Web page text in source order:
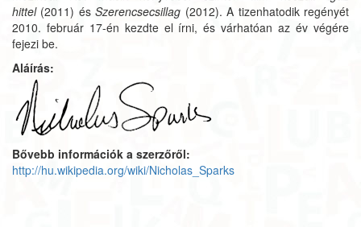
hittel(2011) ésSzerencsecsillag (2012). A tizenhatodik regényét
2010. február 17-én kezdte el írni, és várhatóan az év végére
fejezi be.
Aláírás:
Bővebb információk a szerzőről:
http://hu.wikipedia.org/wiki/Nicholas_Sparks